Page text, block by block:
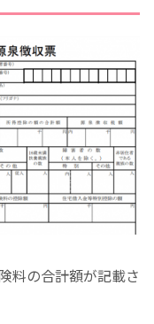
料の合計額が記載さ